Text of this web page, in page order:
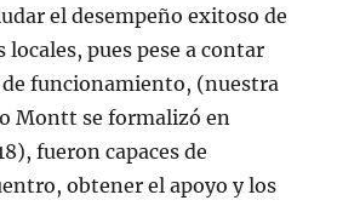
el desempeño exitoso de
pues pese a contar
de funcionamiento, (nuestra
Montt se formalizó en
fueron capaces de
obtener el apoyo y los